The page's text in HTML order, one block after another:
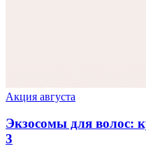
Акция августа
Экзосомы для волос:
3